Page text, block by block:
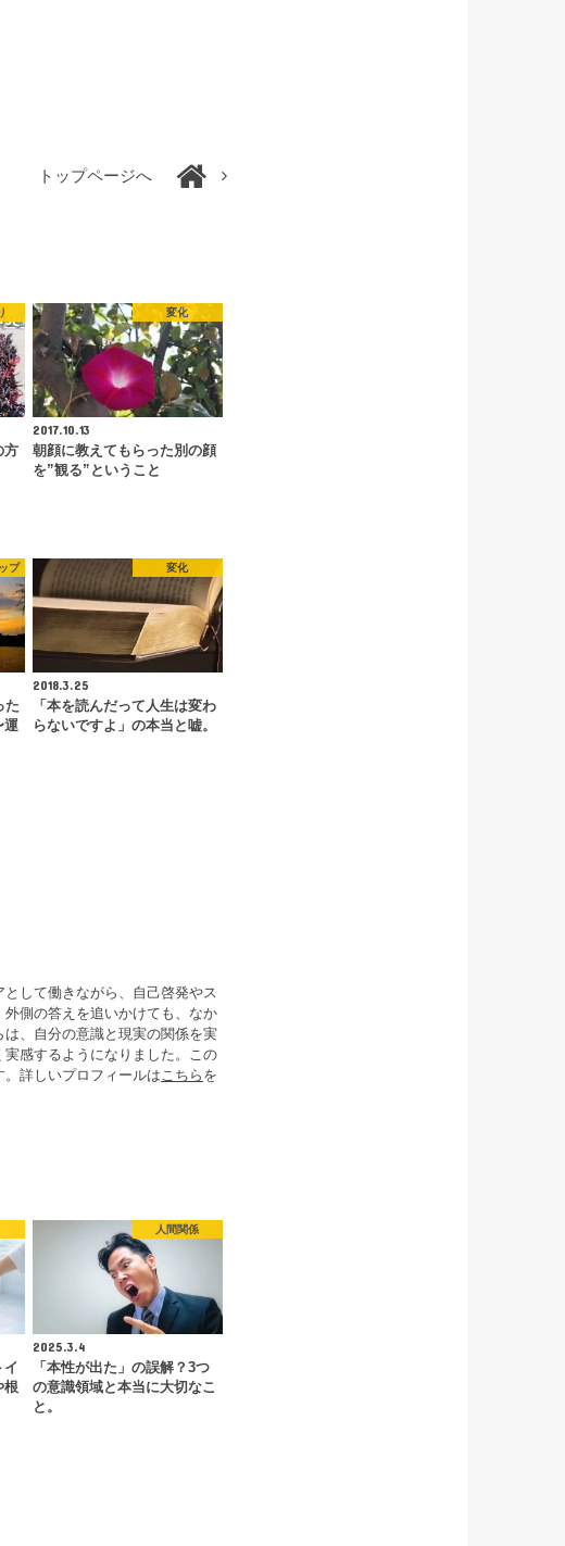
トップページへ
方
変化
2017.10.13
朝顔に教えてもらった別の顔
を”観る”ということ
プ
た
運
変化
2018.3.25
「本を読んだって人生は変わ
らないですよ」の本当と嘘。
して働きながら、自己啓発やス
側の答えを追いかけても、なか
、自分の意識と現実の関係を実
感するようになりました。この
詳しいプロフィールは こちら を
イ
根
人間関係
2025.3.4
「本性が出た」の誤解？3つ
の意識領域と本当に大切なこ
と。